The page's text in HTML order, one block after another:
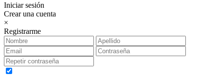
Iniciar sesión
Crear una cuenta
×
Registrarme